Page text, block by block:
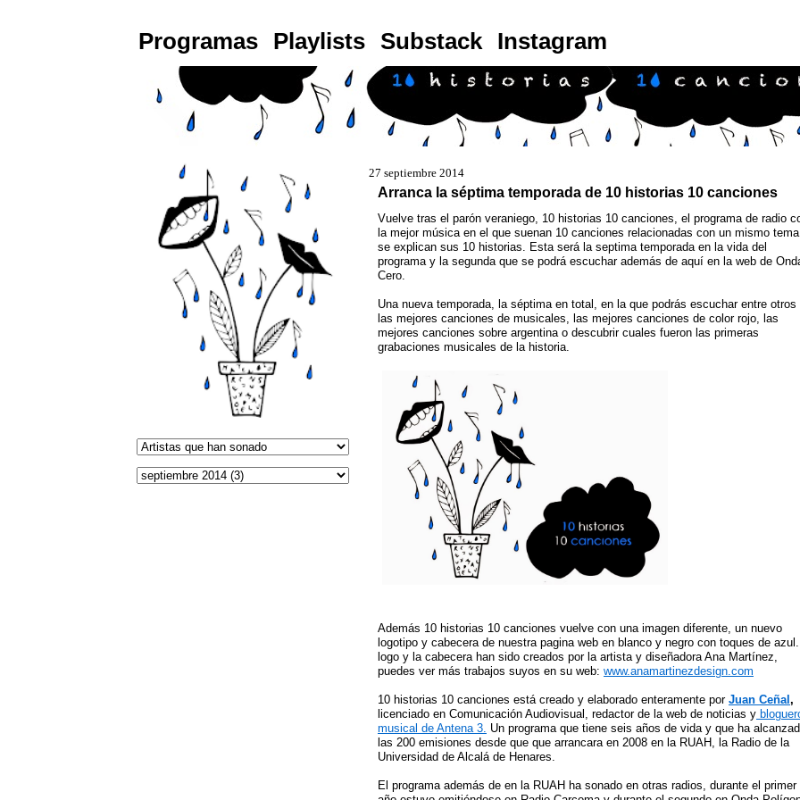
Programas Playlists Substack Instagram
27 septiembre 2014
Arranca la séptima temporada de 10 historias 10 canciones
Vuelve tras el parón veraniego, 10 historias 10 canciones, el programa de radio
la mejor música en el que suenan 10 canciones relacionadas con un mismo
se explican sus 10 historias. Esta será la septima temporada en la vida del
programa y la segunda que se podrá escuchar además de aquí en la web de
Cero.
Una nueva temporada, la séptima en total, en la que podrás escuchar entre otros
las mejores canciones de musicales, las mejores canciones de color rojo, las
mejores canciones sobre argentina o descubrir cuales fueron las primeras
grabaciones musicales de la historia.
Además 10 historias 10 canciones vuelve con una imagen diferente, un nuevo
logotipo y cabecera de nuestra pagina web en blanco y negro con toques de azul.
logo y la cabecera han sido creados por la artista y diseñadora Ana Martínez,
puedes ver más trabajos suyos en su web: www.anamartinezdesign.com
10 historias 10 canciones está creado y elaborado enteramente por Juan Ceñal ,
licenciado en Comunicación Audiovisual, redactor de la web de noticias y
musical de Antena 3. Un programa que tiene seis años de vida y que ha
las 200 emisiones desde que que arrancara en 2008 en la RUAH, la Radio de la
Universidad de Alcalá de Henares.
El programa además de en la RUAH ha sonado en otras radios, durante el primer